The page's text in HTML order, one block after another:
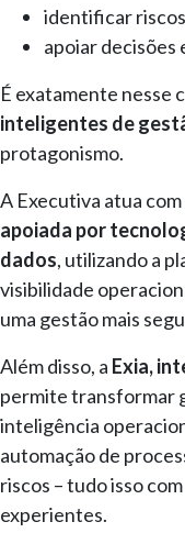
identificar
apoiar decisões
É exatamente nesse
inteligentes de
protagonismo.
A Executiva atua com
apoiada por
dados, utilizando a
visibilidade
uma gestão mais
Além disso, a Exia,
permite transformar
inteligência
automação de
riscos – tudo isso
experientes.